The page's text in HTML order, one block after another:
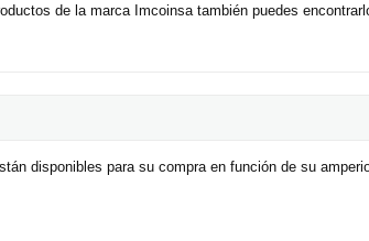
de la marca Imcoinsa también puedes
disponibles para su compra en función de su